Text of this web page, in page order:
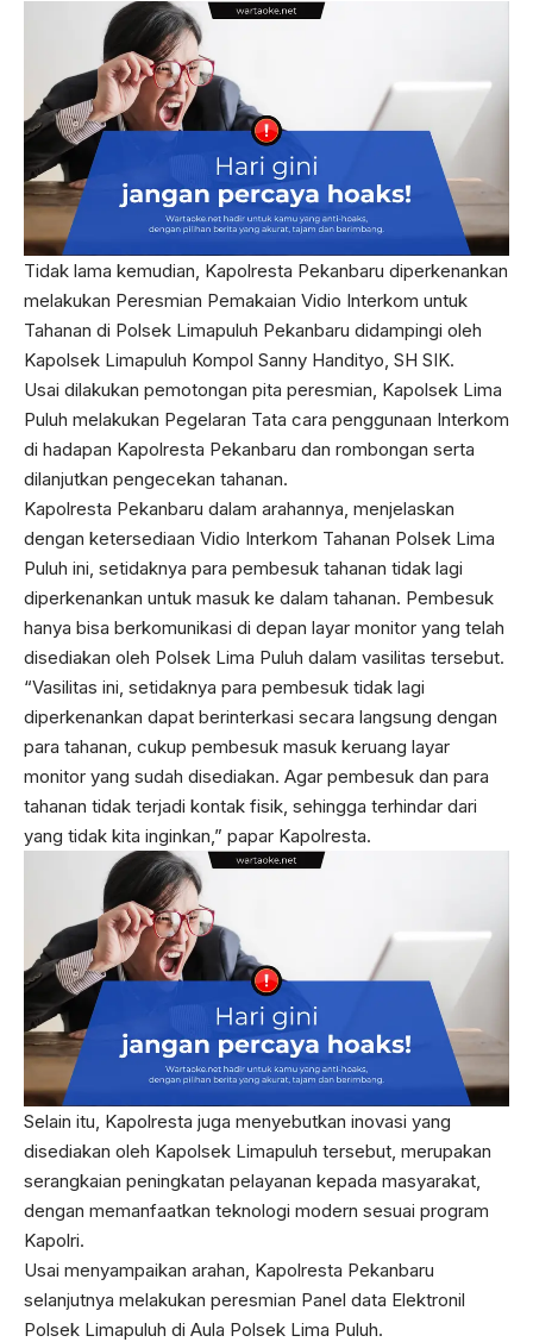
Tidak lama kemudian, Kapolresta Pekanbaru diperkenankan
melakukan Peresmian Pemakaian Vidio Interkom untuk
Tahanan di Polsek Limapuluh Pekanbaru didampingi oleh
Kapolsek Limapuluh Kompol Sanny Handityo, SH SIK.
Usai dilakukan pemotongan pita peresmian, Kapolsek Lima
Puluh melakukan Pegelaran Tata cara penggunaan Interkom
di hadapan Kapolresta Pekanbaru dan rombongan serta
dilanjutkan pengecekan tahanan.
Kapolresta Pekanbaru dalam arahannya, menjelaskan
dengan ketersediaan Vidio Interkom Tahanan Polsek Lima
Puluh ini, setidaknya para pembesuk tahanan tidak lagi
diperkenankan untuk masuk ke dalam tahanan. Pembesuk
hanya bisa berkomunikasi di depan layar monitor yang telah
disediakan oleh Polsek Lima Puluh dalam vasilitas tersebut.
“Vasilitas ini, setidaknya para pembesuk tidak lagi
diperkenankan dapat berinterkasi secara langsung dengan
para tahanan, cukup pembesuk masuk keruang layar
monitor yang sudah disediakan. Agar pembesuk dan para
tahanan tidak terjadi kontak fisik, sehingga terhindar dari
yang tidak kita inginkan,” papar Kapolresta.
Selain itu, Kapolresta juga menyebutkan inovasi yang
disediakan oleh Kapolsek Limapuluh tersebut, merupakan
serangkaian peningkatan pelayanan kepada masyarakat,
dengan memanfaatkan teknologi modern sesuai program
Kapolri.
Usai menyampaikan arahan, Kapolresta Pekanbaru
selanjutnya melakukan peresmian Panel data Elektronil
Polsek Limapuluh di Aula Polsek Lima Puluh.